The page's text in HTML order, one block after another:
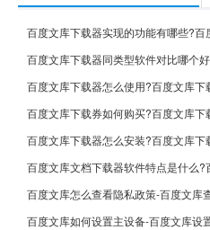
百度文库下载器实现的功能有哪些?
百度文库下载器同类型软件对比哪个
百度文库下载器怎么使用?百度文库下
百度文库下载券如何购买?百度文库下
百度文库下载器怎么安装?百度文库下
百度文库文档下载器软件特点是什么
百度文库怎么查看隐私政策-百度文库
百度文库如何设置主设备-百度文库设